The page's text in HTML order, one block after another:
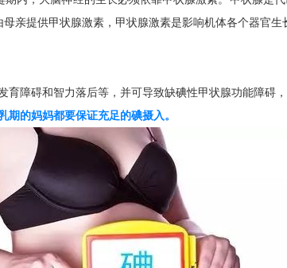
亲提供甲状腺激素，甲状腺激素是影响机体各个器官生
障碍和智力落后等，并可导致缺碘性甲状腺功能障碍，
的妈妈都要保证充足的碘摄入。